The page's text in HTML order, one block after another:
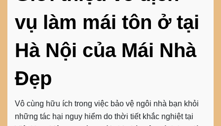
vụ làm mái tôn ở tại
Hà Nội của Mái Nhà
Đẹp
Vô cùng hữu ích trong việc bảo vệ ngôi nhà bạn khỏi
những tác hại nguy hiểm do thời tiết khắc nghiệt tại